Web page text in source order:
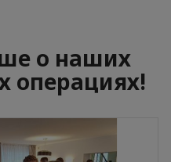
о наших
операциях!